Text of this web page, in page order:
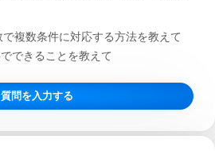
複数条件に対応する方法を教えて
できることを教えて
質問を入力する